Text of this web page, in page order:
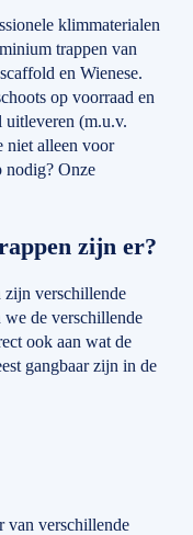
klimmaterialen
trappen van
en Wienese.
op voorraad en
uitleveren (m.u.v.
niet alleen voor
nodig? Onze
zijn er?
zijn verschillende
we de verschillende
ook aan wat de
gangbaar zijn in de
van verschillende